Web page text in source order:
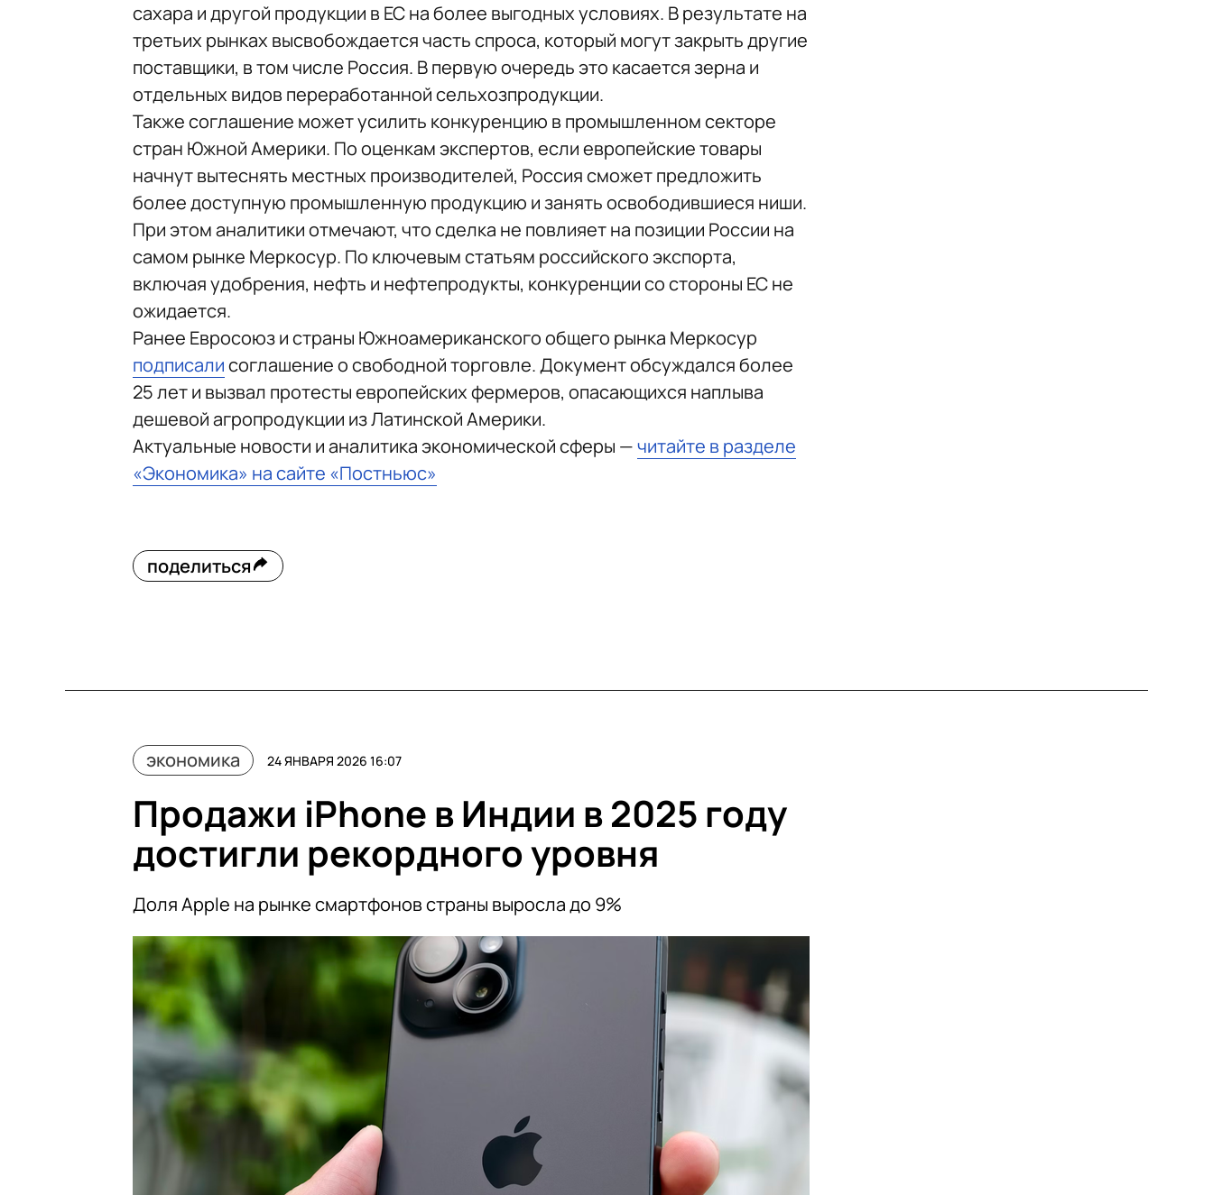
сахара и другой продукции в ЕС на более выгодных условиях. В результате на
третьих рынках высвобождается часть спроса, который могут закрыть другие
поставщики, в том числе Россия. В первую очередь это касается зерна и
отдельных видов переработанной сельхозпродукции.
Также соглашение может усилить конкуренцию в промышленном секторе
стран Южной Америки. По оценкам экспертов, если европейские товары
начнут вытеснять местных производителей, Россия сможет предложить
более доступную промышленную продукцию и занять освободившиеся ниши.
При этом аналитики отмечают, что сделка не повлияет на позиции России на
самом рынке Меркосур. По ключевым статьям российского экспорта,
включая удобрения, нефть и нефтепродукты, конкуренции со стороны ЕС не
ожидается.
Ранее Евросоюз и страны Южноамериканского общего рынка Меркосур
подписалисоглашение о свободной торговле. Документ обсуждался более
25 лет и вызвал протесты европейских фермеров, опасающихся наплыва
дешевой агропродукции из Латинской Америки.
Актуальные новости и аналитика экономической сферы —читайте в разделе
«Экономика» на сайте «Постньюс»
поделиться
экономика 24 ЯНВАРЯ 2026 16:07
Продажи iPhone в Индии в 2025 году
достигли рекордного уровня
Доля Apple на рынке смартфонов страны выросла до 9%